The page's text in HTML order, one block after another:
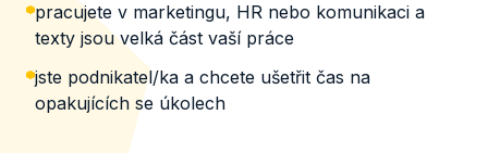
pracujete v marketingu, HR nebo komunikaci a
texty jsou velká část vaší práce
jste podnikatel/ka a chcete ušetřit čas na
opakujících se úkolech